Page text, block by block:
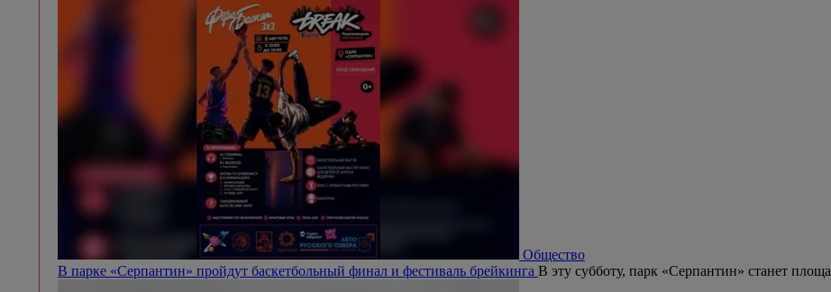
Общество
В парке «Серпантин» пройдут баскетбольный финал и фестиваль брейкинга В эту субботу, парк «Серпантин» станет